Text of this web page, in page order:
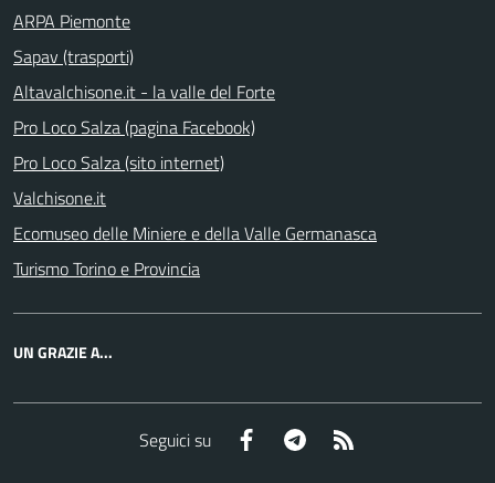
ARPA Piemonte
Sapav (trasporti)
Altavalchisone.it - la valle del Forte
Pro Loco Salza (pagina Facebook)
Pro Loco Salza (sito internet)
Valchisone.it
Ecomuseo delle Miniere e della Valle Germanasca
Turismo Torino e Provincia
UN GRAZIE A...
Seguici su Facebook Telegram